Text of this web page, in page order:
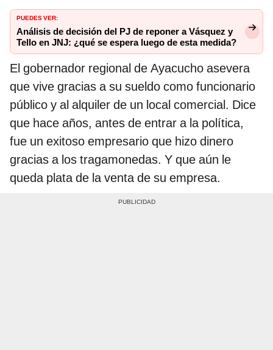
PUEDES VER:
Análisis de decisión del PJ de reponer a Vásquez y
Tello en JNJ: ¿qué se espera luego de esta medida?
El gobernador regional de Ayacucho asevera
que vive gracias a su sueldo como funcionario
público y al alquiler de un local comercial. Dice
que hace años, antes de entrar a la política,
fue un exitoso empresario que hizo dinero
gracias a los tragamonedas. Y que aún le
queda plata de la venta de su empresa.